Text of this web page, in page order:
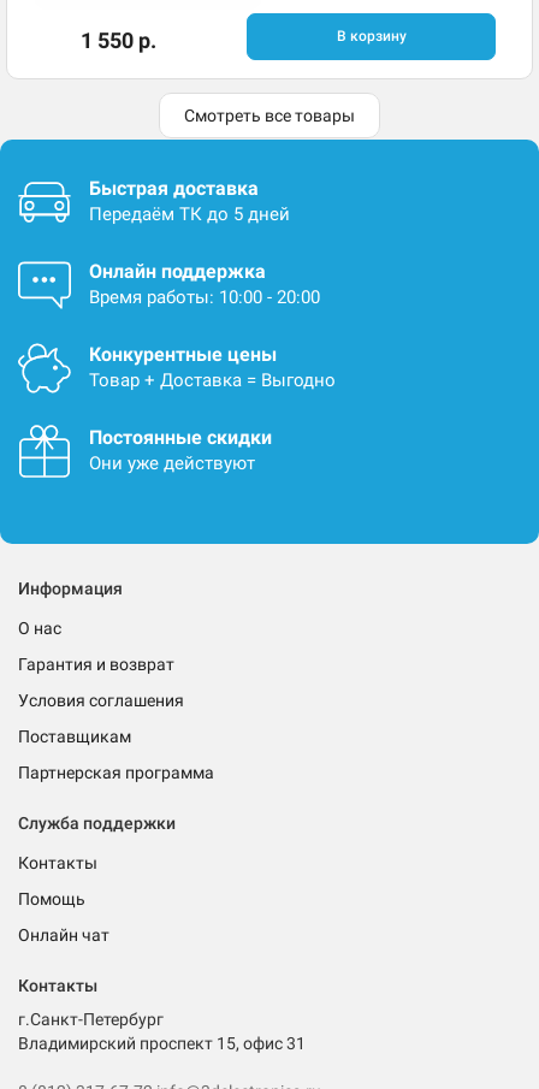
1 550 р. В корзину
Смотреть все товары
Быстрая доставка
Передаём ТК до 5 дней
Онлайн поддержка
Время работы: 10:00 - 20:00
Конкурентные цены
Товар + Доставка = Выгодно
Постоянные скидки
Они уже действуют
Информация
О нас
Гарантия и возврат
Условия соглашения
Поставщикам
Партнерская программа
Служба поддержки
Контакты
Помощь
Онлайн чат
Контакты
г.Санкт-Петербург
Владимирский проспект 15, офис 31